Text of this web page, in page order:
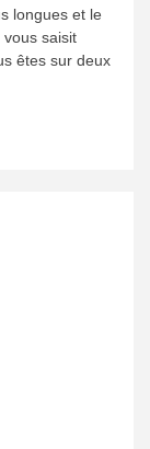
préparer
sa
moto
longues et le
vous saisit
êtes sur deux